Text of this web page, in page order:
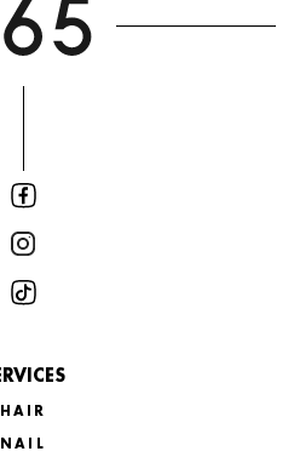
HAIR
NAIL